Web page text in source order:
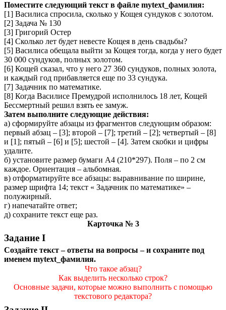
Поместите следующий текст в файле mytext_фамилия:
[1] Василиса спросила, сколько у Кощея сундуков с золотом.
[2] Задача № 130
[3] Григорий Остер
[4] Сколько лет будет невесте Кощея в день свадьбы?
[5] Василиса обещала выйти за Кощея тогда, когда у него будет
30 000 сундуков, полных золотом.
[6] Кощей сказал, что у него 27 360 сундуков, полных золота,
и каждый год прибавляется еще по 33 сундука.
[7] Задачник по математике.
[8] Когда Василисе Премудрой исполнилось 18 лет, Кощей
Бессмертный решил взять ее замуж.
Затем выполните следующие действия:
а) сформируйте абзацы из фрагментов следующим образом:
первый абзац – [3]; второй – [7]; третий – [2]; четвертый – [8]
и [1]; пятый – [6] и [5]; шестой – [4]. Затем скобки и цифры
удалите.
б) установите размер бумаги А4 (210*297). Поля – по 2 см
каждое. Ориентация – альбомная.
в) отформатируйте все абзацы: выравнивание по ширине,
размер шрифта 14; текст « Задачник по математике» –
полужирный.
г) напечатайте ответ;
д) сохраните текст еще раз.
Карточка № 3
Задание I
Создайте текст – ответы на вопросы – и сохраните под
именем mytext_фамилия.
Что такое абзац?
Как выделить несколько строк?
Основные задачи, которые можно выполнить с помощью
текстового редактора?